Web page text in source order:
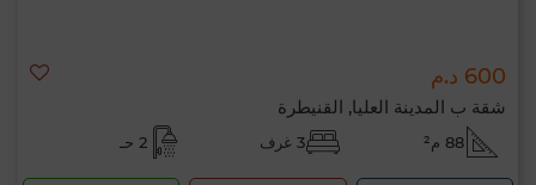
600 د.م
شقة ب المدينة العليا, القنيطرة
88 م² 3 غرف 2 حـ